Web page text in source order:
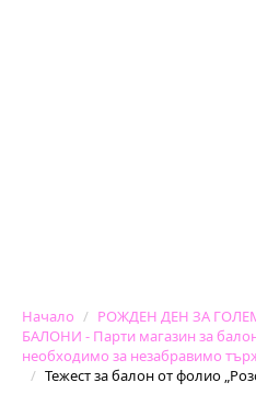
Начало
РОЖДЕН ДЕН ЗА
БАЛОНИ - Парти магазин за
необходимо за незабравимо
Тежест за балон от фолио